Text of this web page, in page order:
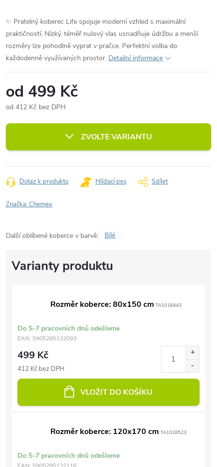
✨ Pratelný koberec Life spojuje moderní vzhled s maximální
praktičností. Nízký, téměř nulový vlas usnadňuje údržbu a menší
rozměry lze pohodlně vyprat v pračce. Perfektní volba do
každodenně využívaných prostor. Detailní informace
od 499 Kč
od 412 Kč bez DPH
cena:
ZVOLTE VARIANTU
Dotaz k produktu Hlídací pes Sdílet
Značka:Chemex
Další oblíbené koberce v barvě: Bílé
Rozměr koberce: 80x150 cm TA1018443
Do 5-7 pracovních dnů odešleme
EAN: 5905285132093
499 Kč
412 Kč bez DPH
VLOŽIT DO KOŠÍKU
Rozměr koberce: 120x170 cm TA1018523
Do 5-7 pracovních dnů odešleme